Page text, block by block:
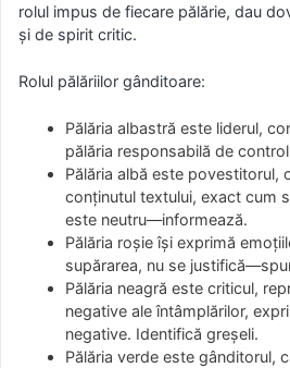
rolul impus de fiecare pălărie, dau
și de spirit critic.
Rolul pălăriilor gânditoare:
Pălăria albastră este liderul,
pălăria responsabilă de
Pălăria albă este povestitorul,
conţinutul textului, exact cum
este neutru—informează.
Pălăria roşie îşi exprimă
supărarea, nu se
Pălăria neagră este criticul,
negative ale întâmplărilor,
negative. Identifică greşeli.
Pălăria verde este gânditorul,